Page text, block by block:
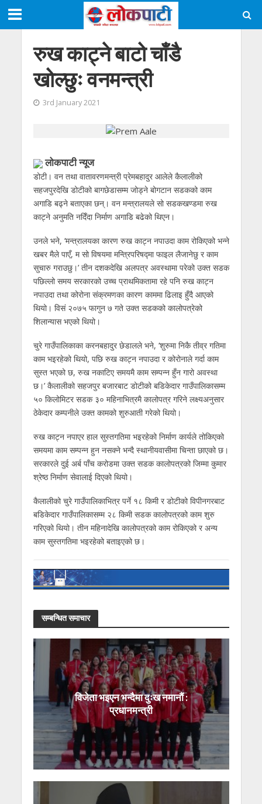
रुख काट्ने बाटो चाँडै
खोल्छुः वनमन्त्री
3rd January 2021
लोकपाटी न्यूज
डोटी। वन तथा वातावरणमन्त्री प्रेमबहादुर आलेले कैलालीको
सहजपुरदेखि डोटीको बागछेडासम्म जोड्ने बोगटान सडकको काम
अगाडि बढ्ने बताएका छन्। वन मन्त्रालयले सो सडकखण्डमा रुख
काट्ने अनुमति नदिँदा निर्माण अगाडि बढेको थिएन।
उनले भने, ‘मन्त्रालयका कारण रुख काट्न नपाउदा काम रोकिएको भन्ने
खबर मैले पाएँ, म सो विषयमा मन्त्रिपरिषद्मा फाइल लैजानेछु र काम
सुचारु गराउछु।’ तीन दशकदेखि अलपत्र अवस्थामा परेको उक्त सडक
पछिल्लो समय सरकारको उच्च प्राथमिकतामा रहे पनि रुख काट्न
नपाउदा तथा कोरोना संक्रमणका कारण काममा ढिलाइ हुँदै आएको
थियो। विसं २०७५ फागुन ७ गते उक्त सडकको कालोपत्रेको
शिलान्यास भएको थियो।
चुरे गाउँपालिकाका करनबहादुर छेडालले भने, ‘शुरुमा निकै तीव्र गतिमा
काम भइरहेको थियो, पछि रुख काट्न नपाउदा र कोरोनाले गर्दा काम
सुस्त भएको छ, रुख नकाटिए समयमै काम सम्पन्न हुँन गारो अवस्था
छ।’ कैलालीको सहजपुर बजारबाट डोटीको बडिकेदार गाउँपालिकासम्म
५० किलोमिटर सडक ३० महिनाभित्रमै कालोपत्र गरिने लक्ष्यअनुसार
ठेकेदार कम्पनीले उक्त कामको शुरुआती गरेको थियो।
रुख काट्न नपाएर हाल सुस्तगतिमा भइरहेको निर्माण कार्यले तोकिएको
समयमा काम सम्पन्न हुन नसक्ने भन्दै स्थानीयवासीमा चिन्ता छाएको छ।
सरकारले दुई अर्ब पाँच करोडमा उक्त सडक कालोपत्रको जिम्मा कुमार
श्रेष्ठ निर्माण सेवालाई दिएको थियो।
कैलालीको चुरे गाउँपालिकाभित्र पर्ने १८ किमी र डोटीको विपीनगरबाट
बडिकेदार गाउँपालिकासम्म २८ किमी सडक कालोपत्रको काम शुरु
गरिएको थियो। तीन महिनादेखि कालोपत्रको काम रोकिएको र अन्य
काम सुस्तगतिमा भइरहेको बताइएको छ।
सम्बन्धित समाचार
विजेता भइएन भन्दैमा दुःख नमानौं :
प्रधानमन्त्री